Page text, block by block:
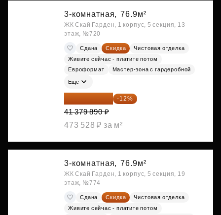
3-комнатная, 76.9м²
ЖК Скай Гарден, 1 корпус, 5 секция, 13
этаж, №720
Сдана Скидка
Чистовая отделка
Живите сейчас - платите потом
Евроформат
Мастер-зона с гардеробной
Ещё
36 414 303 ₽ -12%
41 379 890 ₽
473 528 ₽ за м²
3-комнатная, 76.9м²
ЖК Скай Гарден, 1 корпус, 5 секция, 19
этаж, №774
Сдана Скидка
Чистовая отделка
Живите сейчас - платите потом